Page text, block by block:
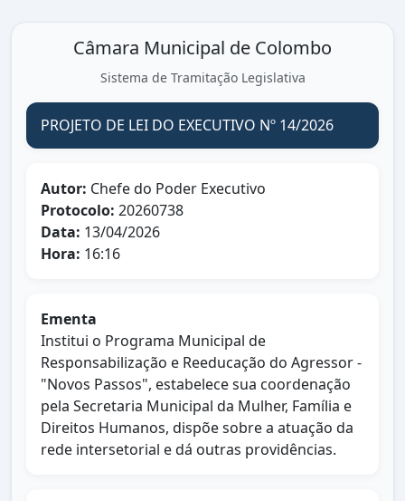
Câmara Municipal de Colombo
Sistema de Tramitação Legislativa
PROJETO DE LEI DO EXECUTIVO Nº 14/2026
Autor: Chefe do Poder Executivo
Protocolo: 20260738
Data: 13/04/2026
Hora: 16:16
Ementa
Institui o Programa Municipal de
Responsabilização e Reeducação do Agressor -
"Novos Passos", estabelece sua coordenação
pela Secretaria Municipal da Mulher, Família e
Direitos Humanos, dispõe sobre a atuação da
rede intersetorial e dá outras providências.